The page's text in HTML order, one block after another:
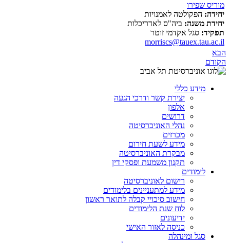
מוריס שפירו
יחידה: הפקולטה לאמנויות
יחידת משנה: ביה"ס לאדריכלות
תפקיד: סגל אקדמי זוטר
morriscs@tauex.tau.ac.il
הבא
הקודם
מידע כללי
יצירת קשר ודרכי הגעה
אלפון
דרושים
נהלי האוניברסיטה
מכרזים
מידע לשעת חירום
מבקרת האוניברסיטה
תקנון משמעת ופסקי דין
לימודים
רישום לאוניברסיטה
מידע למתעניינים בלימודים
חישוב סיכויי קבלה לתואר ראשון
לוח שנת הלימודים
ידיעונים
כניסה לאזור האישי
סגל ומינהלה